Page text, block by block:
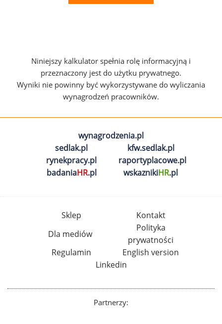
Niniejszy kalkulator spełnia rolę informacyjną i
przeznaczony jest do użytku prywatnego.
Wyniki nie powinny być wykorzystywane do wyliczania
wynagrodzeń pracowników.
wynagrodzenia.pl
sedlak.pl
kfw.sedlak.pl
rynekpracy.pl
raportyplacowe.pl
badaniaHR.pl wskaznikiHR.pl
Sklep
Kontakt
Dla mediów
Polityka
prywatności
Regulamin
English version
Linkedin
Partnerzy: